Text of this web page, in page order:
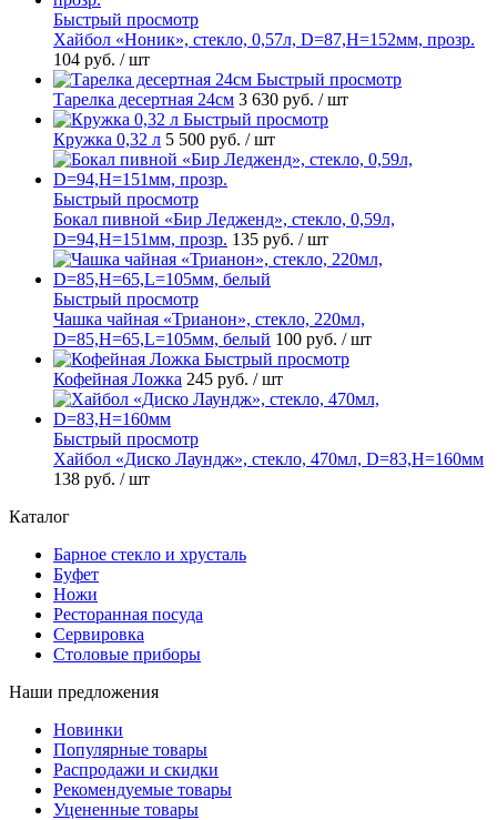
Быстрый просмотр
Хайбол «Ноник», стекло, 0,57л, D=87,H=152мм, прозр.
104 руб. / шт
Быстрый просмотр
Тарелка десертная 24см 3 630 руб. / шт
Быстрый просмотр
Кружка 0,32 л 5 500 руб. / шт
Быстрый просмотр
Бокал пивной «Бир Ледженд», стекло, 0,59л,
D=94,H=151мм, прозр. 135 руб. / шт
Быстрый просмотр
Чашка чайная «Трианон», стекло, 220мл,
D=85,H=65,L=105мм, белый 100 руб. / шт
Быстрый просмотр
Кофейная Ложка 245 руб. / шт
Быстрый просмотр
Хайбол «Диско Лаундж», стекло, 470мл, D=83,H=160мм
138 руб. / шт
Каталог
Барное стекло и хрусталь
Буфет
Ножи
Ресторанная посуда
Сервировка
Столовые приборы
Наши предложения
Новинки
Популярные товары
Распродажи и скидки
Рекомендуемые товары
Уцененные товары